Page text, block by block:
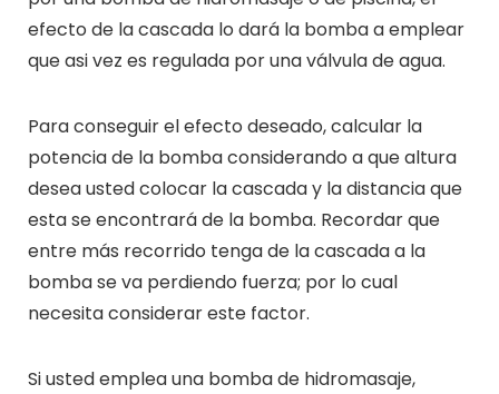
efecto de la cascada lo dará la bomba a emplear
que asi vez es regulada por una válvula de agua.
Para conseguir el efecto deseado, calcular la
potencia de la bomba considerando a que altura
desea usted colocar la cascada y la distancia que
esta se encontrará de la bomba. Recordar que
entre más recorrido tenga de la cascada a la
bomba se va perdiendo fuerza; por lo cual
necesita considerar este factor.
Si usted emplea una bomba de hidromasaje,